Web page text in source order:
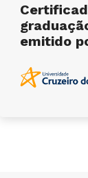
emitido